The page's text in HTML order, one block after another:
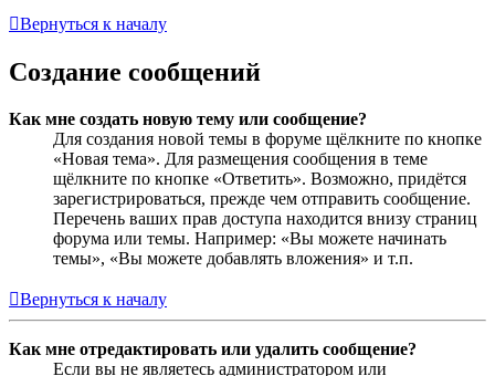
Вернуться к началу
Создание сообщений
Как мне создать новую тему или сообщение?
Для создания новой темы в форуме щёлкните по кнопке
«Новая тема». Для размещения сообщения в теме
щёлкните по кнопке «Ответить». Возможно, придётся
зарегистрироваться, прежде чем отправить сообщение.
Перечень ваших прав доступа находится внизу страниц
форума или темы. Например: «Вы можете начинать
темы», «Вы можете добавлять вложения» и т.п.
Вернуться к началу
Как мне отредактировать или удалить сообщение?
Если вы не являетесь администратором или